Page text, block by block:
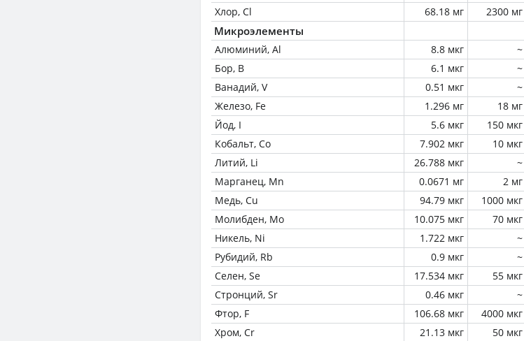
Хлор, Cl
68.18 мг 2300 мг
Микроэлементы
Алюминий, Al 8.8 мкг
~
Бор, B
6.1 мкг
~
Ванадий, V
0.51 мкг
~
Железо, Fe
1.296 мг 18 мг
Йод, I
5.6 мкг 150 мкг
Кобальт, Co
7.902 мкг 10 мкг
Литий, Li
26.788 мкг
~
Марганец, Mn
0.0671 мг 2 мг
Медь, Cu
94.79 мкг 1000 мкг
Молибден, Mo
10.075 мкг 70 мкг
Никель, Ni
1.722 мкг
~
Рубидий, Rb
0.9 мкг
~
Селен, Se
17.534 мкг 55 мкг
Стронций, Sr
0.46 мкг
~
Фтор, F
106.68 мкг 4000 мкг
Хром, Cr
21.13 мкг 50 мкг